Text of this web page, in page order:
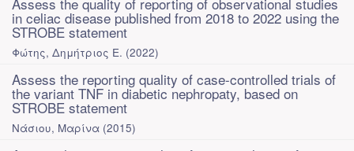
in celiac disease published from 2018 to 2022 using the
STROBE statement
Φώτης, Δημήτριος E. (2022)
Assess the reporting quality of case-controlled trials of
the variant TNF in diabetic nephropaty, based on
STROBE statement
Νάσιου, Μαρίνα (2015)